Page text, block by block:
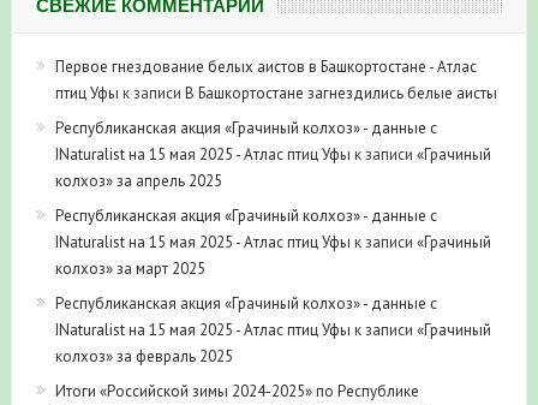
СВЕЖИЕ КОММЕНТАРИИ
Первое гнездование белых аистов в Башкортостане - Атлас
птиц Уфы к записи В Башкортостане загнездились белые аисты
Республиканская акция «Грачиный колхоз» - данные с
INaturalist на 15 мая 2025 - Атлас птиц Уфы к записи «Грачиный
колхоз» за апрель 2025
Республиканская акция «Грачиный колхоз» - данные с
INaturalist на 15 мая 2025 - Атлас птиц Уфы к записи «Грачиный
колхоз» за март 2025
Республиканская акция «Грачиный колхоз» - данные с
INaturalist на 15 мая 2025 - Атлас птиц Уфы к записи «Грачиный
колхоз» за февраль 2025
Итоги «Российской зимы 2024-2025» по Республике